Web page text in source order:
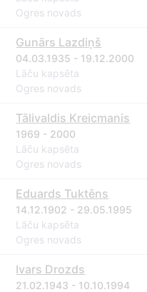
Ogres novads
Gunārs Lazdiņš
04.03.1935 - 19.12.2000
Lāču kapsēta
Ogres novads
Tālivaldis Kreicmanis
1969 - 2000
Lāču kapsēta
Ogres novads
Eduards Tuktēns
14.12.1902 - 29.05.1995
Lāču kapsēta
Ogres novads
Ivars Drozds
21.02.1943 - 10.10.1994